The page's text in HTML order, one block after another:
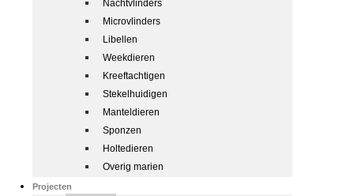
Nachtvlinders
Microvlinders
Libellen
Weekdieren
Kreeftachtigen
Stekelhuidigen
Manteldieren
Sponzen
Holtedieren
Overig marien
Projecten